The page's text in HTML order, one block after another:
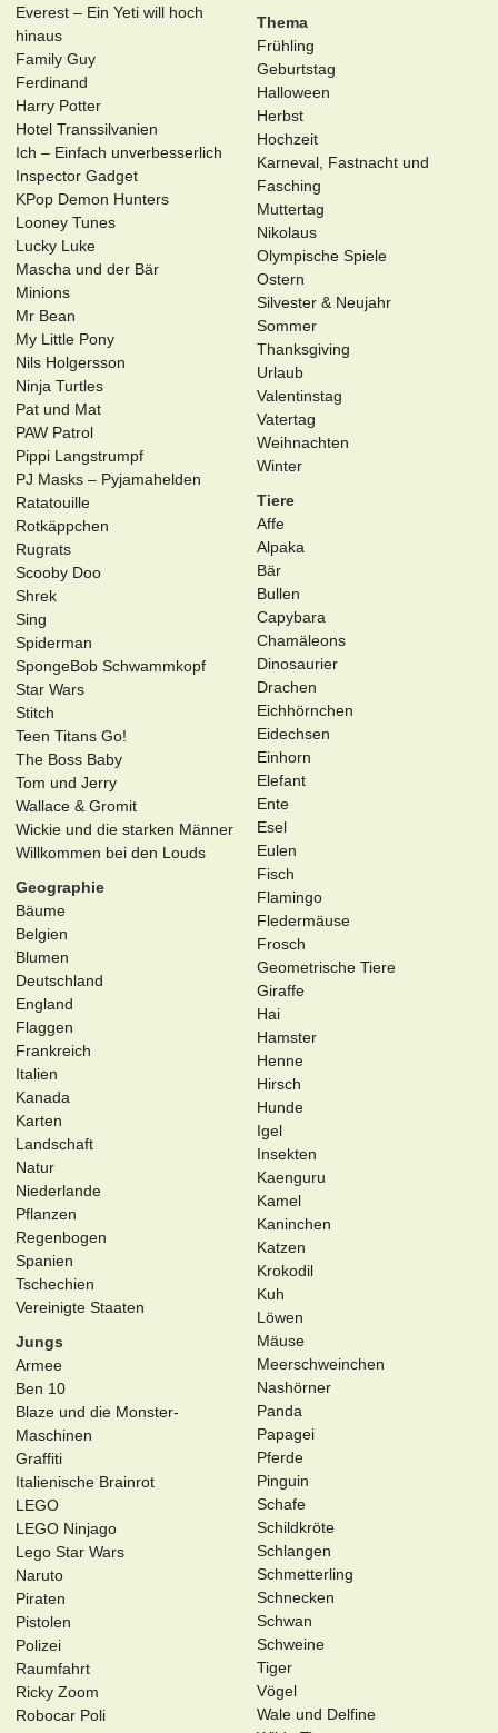
Everest – Ein Yeti will hoch
hinaus
Family Guy
Ferdinand
Harry Potter
Hotel Transsilvanien
Ich – Einfach unverbesserlich
Inspector Gadget
KPop Demon Hunters
Looney Tunes
Lucky Luke
Mascha und der Bär
Minions
Mr Bean
My Little Pony
Nils Holgersson
Ninja Turtles
Pat und Mat
PAW Patrol
Pippi Langstrumpf
PJ Masks – Pyjamahelden
Ratatouille
Rotkäppchen
Rugrats
Scooby Doo
Shrek
Sing
Spiderman
SpongeBob Schwammkopf
Star Wars
Stitch
Teen Titans Go!
The Boss Baby
Tom und Jerry
Wallace & Gromit
Wickie und die starken Männer
Willkommen bei den Louds
Geographie
Bäume
Belgien
Blumen
Deutschland
England
Flaggen
Frankreich
Italien
Kanada
Karten
Landschaft
Natur
Niederlande
Pflanzen
Regenbogen
Spanien
Tschechien
Vereinigte Staaten
Jungs
Armee
Ben 10
Blaze und die Monster-
Maschinen
Graffiti
Italienische Brainrot
LEGO
LEGO Ninjago
Lego Star Wars
Naruto
Piraten
Pistolen
Polizei
Raumfahrt
Ricky Zoom
Robocar Poli
Thema
Frühling
Geburtstag
Halloween
Herbst
Hochzeit
Karneval, Fastnacht und
Fasching
Muttertag
Nikolaus
Olympische Spiele
Ostern
Silvester & Neujahr
Sommer
Thanksgiving
Urlaub
Valentinstag
Vatertag
Weihnachten
Winter
Tiere
Affe
Alpaka
Bär
Bullen
Capybara
Chamäleons
Dinosaurier
Drachen
Eichhörnchen
Eidechsen
Einhorn
Elefant
Ente
Esel
Eulen
Fisch
Flamingo
Fledermäuse
Frosch
Geometrische Tiere
Giraffe
Hai
Hamster
Henne
Hirsch
Hunde
Igel
Insekten
Kaenguru
Kamel
Kaninchen
Katzen
Krokodil
Kuh
Löwen
Mäuse
Meerschweinchen
Nashörner
Panda
Papagei
Pferde
Pinguin
Schafe
Schildkröte
Schlangen
Schmetterling
Schnecken
Schwan
Schweine
Tiger
Vögel
Wale und Delfine